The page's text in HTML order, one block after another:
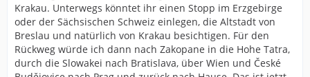
Krakau. Unterwegs könntet ihr einen Stopp im Erzgebirge
oder der Sächsischen Schweiz einlegen, die Altstadt von
Breslau und natürlich von Krakau besichtigen. Für den
Rückweg würde ich dann nach Zakopane in die Hohe Tatra,
durch die Slowakei nach Bratislava, über Wien und České